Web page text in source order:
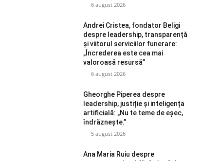
6 august 2026
Andrei Cristea, fondator Beligi
despre leadership, transparență
și viitorul serviciilor funerare:
„Încrederea este cea mai
valoroasă resursă”
6 august 2026
Gheorghe Piperea despre
leadership, justiție și inteligența
artificială: „Nu te teme de eșec,
îndrăznește.”
5 august 2026
Ana Maria Ruiu despre